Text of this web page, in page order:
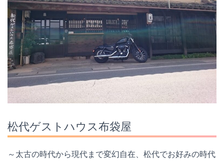
松代ゲストハウス布袋屋
～太古の時代から現代まで変幻自在、松代でお好みの時代